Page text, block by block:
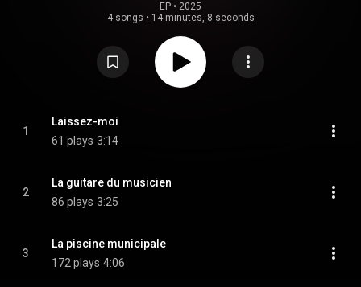
EP • 2025
4 songs • 14 minutes, 8 seconds
1
Laissez-moi
61 plays 3:14
2
La guitare du musicien
86 plays 3:25
3
La piscine municipale
172 plays 4:06